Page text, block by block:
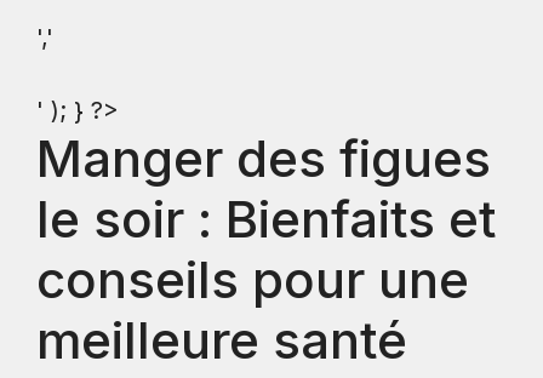
','
' ); } ?>
Manger des figues
le soir : Bienfaits et
conseils pour une
meilleure santé